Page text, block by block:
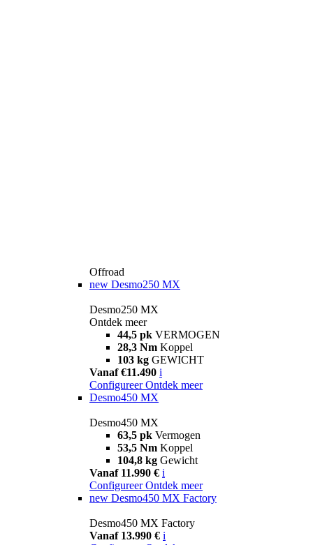
Offroad
new Desmo250 MX
Desmo250 MX
Ontdek meer
44,5 pk VERMOGEN
28,3 Nm Koppel
103 kg GEWICHT
Vanaf €11.490 i
Configureer Ontdek meer
Desmo450 MX
Desmo450 MX
63,5 pk Vermogen
53,5 Nm Koppel
104,8 kg Gewicht
Vanaf 11.990 € i
Configureer Ontdek meer
new Desmo450 MX Factory
Desmo450 MX Factory
Vanaf 13.990 € i